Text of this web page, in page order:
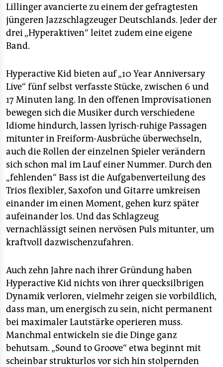
Lillinger avancierte zu einem der gefragtesten
jüngeren Jazzschlagzeuger Deutschlands. Jeder der
drei „Hyperaktiven“ leitet zudem eine eigene
Band.
Hyperactive Kid bieten auf „10 Year Anniversary
Live“ fünf selbst verfasste Stücke, zwischen 6 und
17 Minuten lang. In den offenen Improvisationen
bewegen sich die Musiker durch verschiedene
Idiome hindurch, lassen lyrisch-ruhige Passagen
mitunter in Freiform-Ausbrüche überwechseln,
auch die Rollen der einzelnen Spieler verändern
sich schon mal im Lauf einer Nummer. Durch den
„fehlenden“ Bass ist die Aufgabenverteilung des
Trios flexibler, Saxofon und Gitarre umkreisen
einander im einen Moment, gehen kurz später
aufeinander los. Und das Schlagzeug
vernachlässigt seinen nervösen Puls mitunter, um
kraftvoll dazwischenzufahren.
Auch zehn Jahre nach ihrer Gründung haben
Hyperactive Kid nichts von ihrer quecksilbrigen
Dynamik verloren, vielmehr zeigen sie vorbildlich,
dass man, um energisch zu sein, nicht permanent
bei maximaler Lautstärke operieren muss.
Manchmal entwickeln sie die Dinge ganz
behutsam. „Sound to Groove“ etwa beginnt mit
scheinbar strukturlos vor sich hin stolpernden